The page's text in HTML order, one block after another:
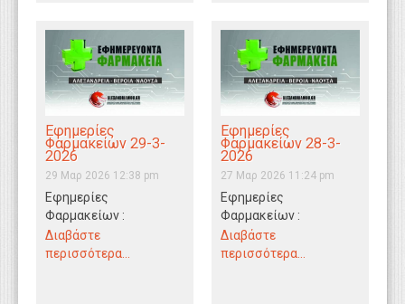
Εφημερίες
Φαρμακείων 29-3-
2026
29 Μαρ 2026 12:38 pm
Εφημερίες
Φαρμακείων :
Αλεξάνδρεια - Βέροια -
Νάουσα 29/3/2026
Διαβάστε
περισσότερα...
Εφημερίες
Φαρμακείων 28-3-
2026
27 Μαρ 2026 11:24 pm
Εφημερίες
Φαρμακείων :
Αλεξάνδρεια - Βέροια -
Νάουσα 28/3/2026
Διαβάστε
περισσότερα...